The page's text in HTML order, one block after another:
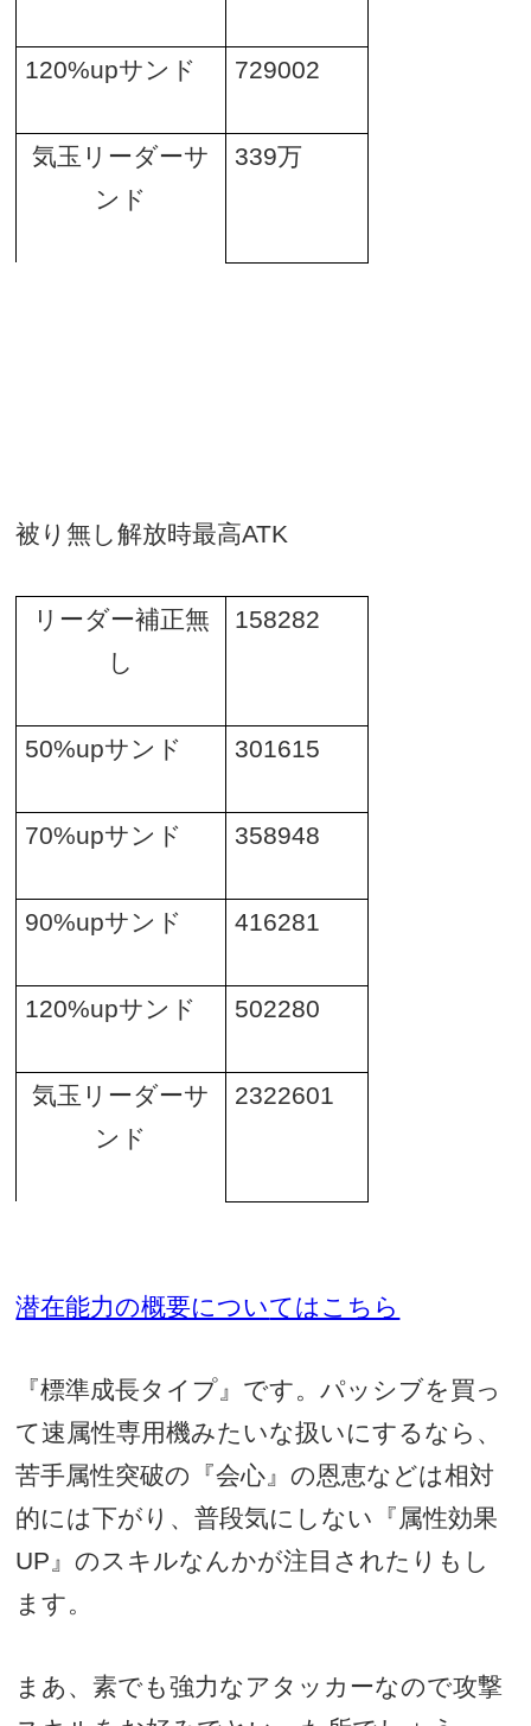
120%upサンド 729002
気玉リーダーサ
ンド
339万
被り無し解放時最高ATK
リーダー補正無
し
158282
50%upサンド 301615
70%upサンド 358948
90%upサンド 416281
120%upサンド 502280
気玉リーダーサ
ンド
2322601
潜在能力の概要についてはこちら
『標準成長タイプ』です。パッシブを買っ
て速属性専用機みたいな扱いにするなら、
苦手属性突破の『会心』の恩恵などは相対
的には下がり、普段気にしない『属性効果
UP』のスキルなんかが注目されたりもし
ます。
まあ、素でも強力なアタッカーなので攻撃